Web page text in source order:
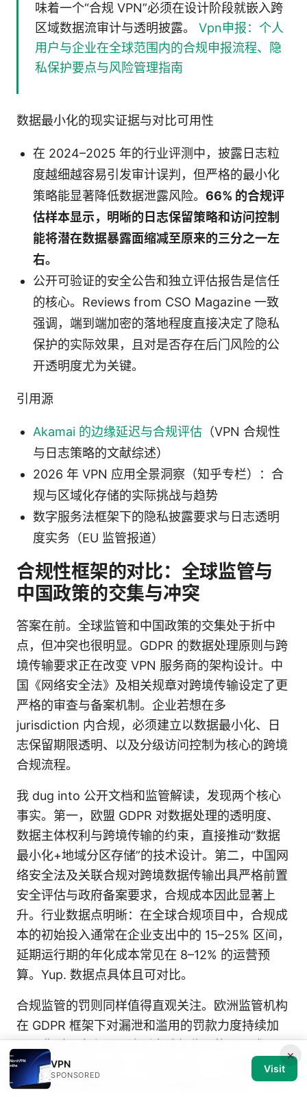
味着一个“合规 VPN”必须在设计阶段就嵌入跨
区域数据流审计与透明披露。 Vpn申报：个人
用户与企业在全球范围内的合规申报流程、隐
私保护要点与风险管理指南
数据最小化的现实证据与对比可用性
在 2024–2025 年的行业评测中，披露日志粒
度越细越容易引发审计误判，但严格的最小化
策略能显著降低数据泄露风险。 66% 的合规评
估样本显示，明晰的日志保留策略和访问控制
能将潜在数据暴露面缩减至原来的三分之一左
右。
公开可验证的安全公告和独立评估报告是信任
的核心。Reviews from CSO Magazine 一致
强调，端到端加密的落地程度直接决定了隐私
保护的实际效果，且对是否存在后门风险的公
开透明度尤为关键。
引用源
Akamai 的边缘延迟与合规评估 （VPN 合规性
与日志策略的文献综述）
2026 年 VPN 应用全景洞察（知乎专栏）：合
规与区域化存储的实际挑战与趋势
数字服务法框架下的隐私披露要求与日志透明
度实务（EU 监管报道）
合规性框架的对比：全球监管与
中国政策的交集与冲突
答案在前。全球监管和中国政策的交集处于折中
点，但冲突也很明显。GDPR 的数据处理原则与跨
境传输要求正在改变 VPN 服务商的架构设计。中
国《网络安全法》及相关规章对跨境传输设定了更
严格的审查与备案机制。企业若想在多
jurisdiction 内合规，必须建立以数据最小化、日
志保留期限透明、以及分级访问控制为核心的跨境
合规流程。
我 dug into 公开文档和监管解读，发现两个核心
事实。第一，欧盟 GDPR 对数据处理的透明度、
数据主体权利与跨境传输的约束，直接推动“数据
最小化+地域分区存储”的技术设计。第二，中国网
络安全法及关联合规对跨境数据传输出具严格前置
安全评估与政府备案要求，合规成本因此显著上
升。行业数据点明晰：在全球合规项目中，合规成
本的初始投入通常在企业支出中的 15–25% 区间，
延期运行期的年化成本常见在 8–12% 的运营预
算。Yup. 数据点具体且可对比。
合规监管的罚则同样值得直观关注。欧洲监管机构
在 GDPR 框架下对漏泄和滥用的罚款力度持续加
码，典型罚金上限可达到全球年收入的 4% 或
2000 万欧元的上限（以高者为准）。中国层面，
违反跨境传输规定的企业可能遭遇行政处罚、责令
×
VPN
SPONSORED
Visit